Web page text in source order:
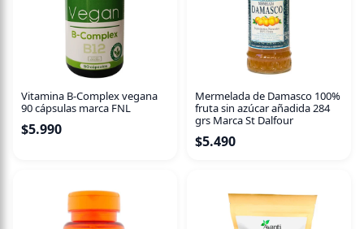
Vitamina B-Complex vegana
90 cápsulas marca FNL
$5.990
Mermelada de Damasco 100%
fruta sin azúcar añadida 284
grs Marca St Dalfour
$5.490